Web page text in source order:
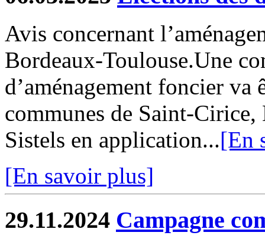
Avis concernant
Bordeaux-Toulouse.Une
d’aménagement foncier va
communes de Saint-
Sistels en application...[En
[En savoir plus]
29.11.2024 Campagne